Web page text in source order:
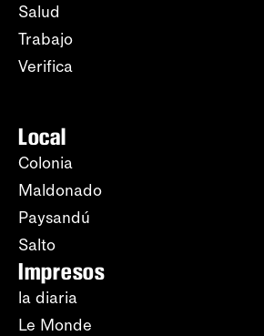
Salud
Trabajo
Verifica
Local
Colonia
Maldonado
Paysandú
Salto
Impresos
la diaria
Le Monde